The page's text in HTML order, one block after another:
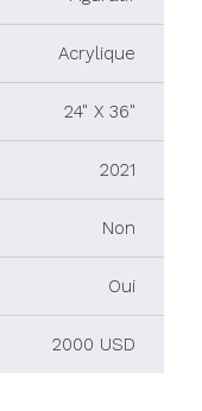
Acrylique
24" X 36"
2021
Non
Oui
2000 USD